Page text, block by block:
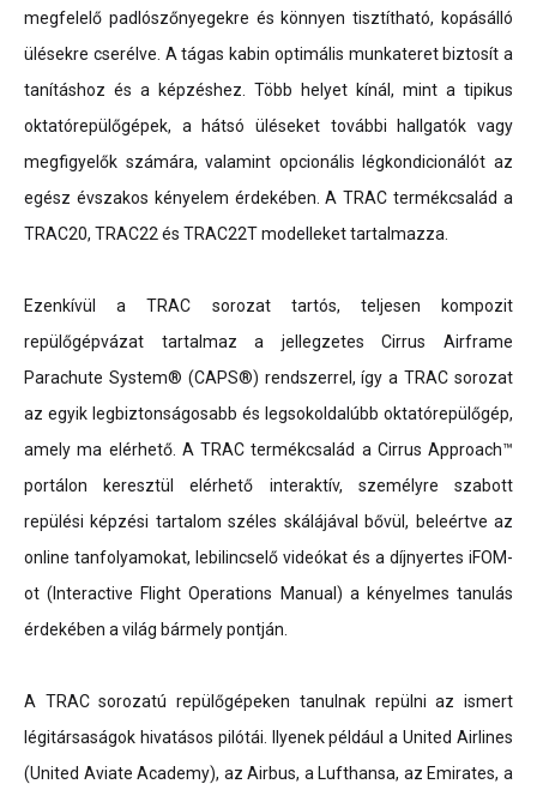
megfelelő padlószőnyegekre és könnyen tisztítható, kopásálló
ülésekre cserélve. A tágas kabin optimális munkateret biztosít a
tanításhoz és a képzéshez. Több helyet kínál, mint a tipikus
oktatórepülőgépek, a hátsó üléseket további hallgatók vagy
megfigyelők számára, valamint opcionális légkondicionálót az
egész évszakos kényelem érdekében. A TRAC termékcsalád a
TRAC20, TRAC22 és TRAC22T modelleket tartalmazza.
Ezenkívül a TRAC sorozat tartós, teljesen kompozit
repülőgépvázat tartalmaz a jellegzetes Cirrus Airframe
Parachute System® (CAPS®) rendszerrel, így a TRAC sorozat
az egyik legbiztonságosabb és legsokoldalúbb oktatórepülőgép,
amely ma elérhető. A TRAC termékcsalád a Cirrus Approach™
portálon keresztül elérhető interaktív, személyre szabott
repülési képzési tartalom széles skálájával bővül, beleértve az
online tanfolyamokat, lebilincselő videókat és a díjnyertes iFOM-
ot (Interactive Flight Operations Manual) a kényelmes tanulás
érdekében a világ bármely pontján.
A TRAC sorozatú repülőgépeken tanulnak repülni az ismert
légitársaságok hivatásos pilótái. Ilyenek például a United Airlines
(United Aviate Academy), az Airbus, a Lufthansa, az Emirates, a